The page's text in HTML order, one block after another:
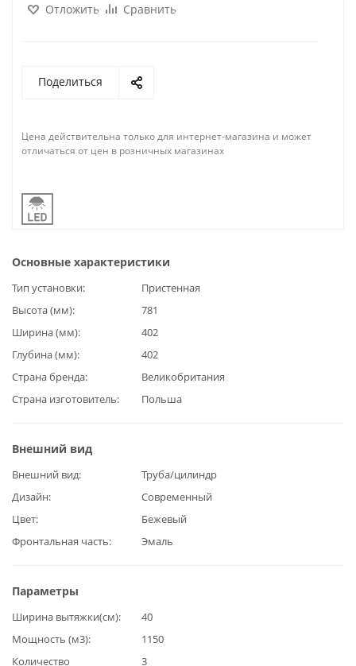
Отложить Сравнить
Поделиться
Цена действительна только для интернет-магазина и может
отличаться от цен в розничных магазинах
Основные характеристики
Тип установки
Пристенная
Высота (мм)
781
Ширина (мм)
402
Глубина (мм)
402
Страна бренда
Великобритания
Страна изготовитель
Польша
Внешний вид
Внешний вид
Труба/цилиндр
Дизайн
Современный
Цвет
Бежевый
Фронтальная часть
Эмаль
Параметры
Ширина вытяжки(см)
40
Мощность (м3)
1150
Количество
3